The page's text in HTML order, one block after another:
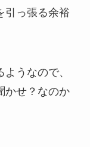
引っ張る余裕
うなので、
かせ？なのか